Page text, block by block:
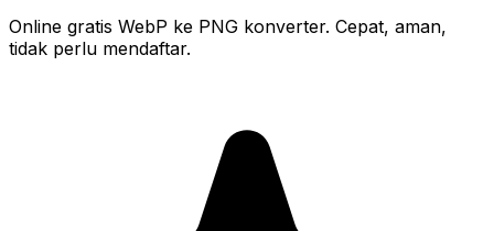
Online gratis WebP ke PNG konverter. Cepat, aman,
tidak perlu mendaftar.